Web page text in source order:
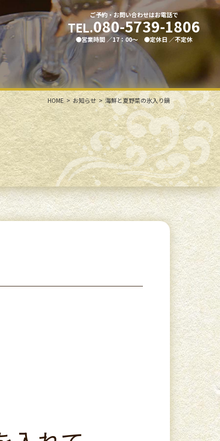
ご予約・お問い合わせはお電話で
TEL.080-5739-1806
●営業時間 ／17：00〜 ●定休⽇ ／不定休
HOME お知らせ 海鮮と夏野菜の氷入り鍋